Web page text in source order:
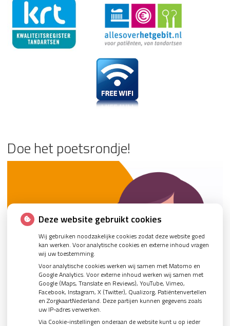
Doe het poetsrondje!
Deze website gebruikt cookies
Wij gebruiken noodzakelijke cookies zodat deze website goed
kan werken. Voor analytische cookies en externe inhoud vragen
wij uw toestemming.
Voor analytische cookies werken wij samen met Matomo en
Google Analytics. Voor externe inhoud werken wij samen met
Google (Maps, Translate en Reviews), YouTube, Vimeo,
Facebook, Instagram, X (Twitter), Qualizorg, Patiëntenvertellen
en ZorgkaartNederland. Deze partijen kunnen gegevens zoals
uw IP-adres verwerken.
Via Cookie-instellingen onderaan de website kunt u op ieder